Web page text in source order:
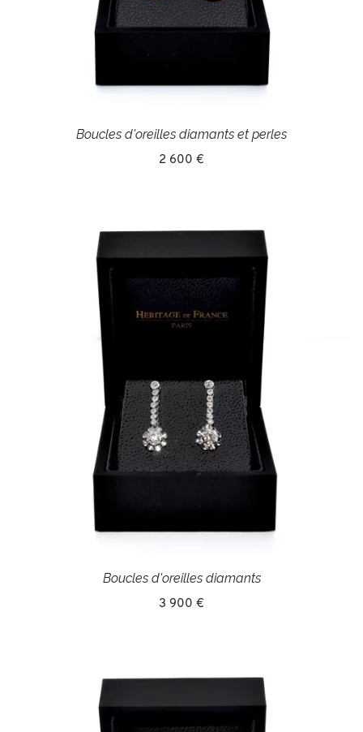
Boucles d'oreilles diamants et perles
2 600 €
Boucles d'oreilles diamants
3 900 €